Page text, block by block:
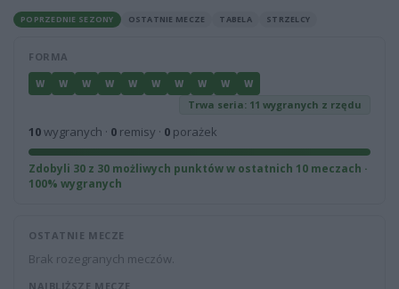
POPRZEDNIE SEZONY OSTATNIE MECZE TABELA STRZELCY
FORMA
W W W W W W W W W W
Trwa seria: 11 wygranych z rzędu
10wygranych · 0 remisy · 0 porażek
Zdobyli 30 z 30 możliwych punktów w ostatnich 10 meczach ·
100% wygranych
OSTATNIE MECZE
Brak rozegranych meczów.
NAJBLIŻSZE MECZE